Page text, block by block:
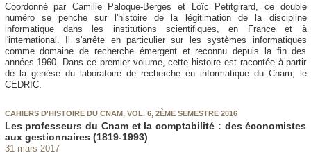
Coordonné par Camille Paloque-Berges et Loïc Petitgirard, ce double
numéro se penche sur l'histoire de la légitimation de la discipline
informatique dans les institutions scientifiques, en France et à
l'international. Il s'arrête en particulier sur les systèmes informatiques
comme domaine de recherche émergent et reconnu depuis la fin des
années 1960. Dans ce premier volume, cette histoire est racontée à partir
de la genèse du laboratoire de recherche en informatique du Cnam, le
CEDRIC.
CAHIERS D'HISTOIRE DU CNAM, VOL. 6, 2ÈME SEMESTRE 2016
Les professeurs du Cnam et la comptabilité : des économistes
aux gestionnaires (1819-1993)
31 mars 2017